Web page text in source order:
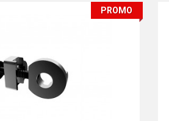
PROMO